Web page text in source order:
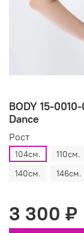
BODY 15-
Dance
Рост
104см. 110см.
140см.
146см.
3 300 ₽